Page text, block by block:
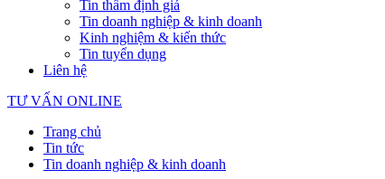
Tin thẩm định giá
Tin doanh nghiệp & kinh doanh
Kinh nghiệm & kiến thức
Tin tuyển dụng
Liên hệ
TƯ VẤN ONLINE
Trang chủ
Tin tức
Tin doanh nghiệp & kinh doanh